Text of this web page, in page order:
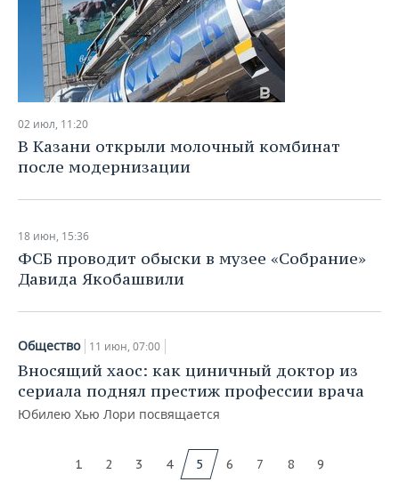
02 июл, 11:20
В Казани открыли молочный комбинат
после модернизации
18 июн, 15:36
ФСБ проводит обыски в музее «Собрание»
Давида Якобашвили
Общество 11 июн, 07:00
Вносящий хаос: как циничный доктор из
сериала поднял престиж профессии врача
Юбилею Хью Лори посвящается
1 2 3 4 5 6 7 8 9